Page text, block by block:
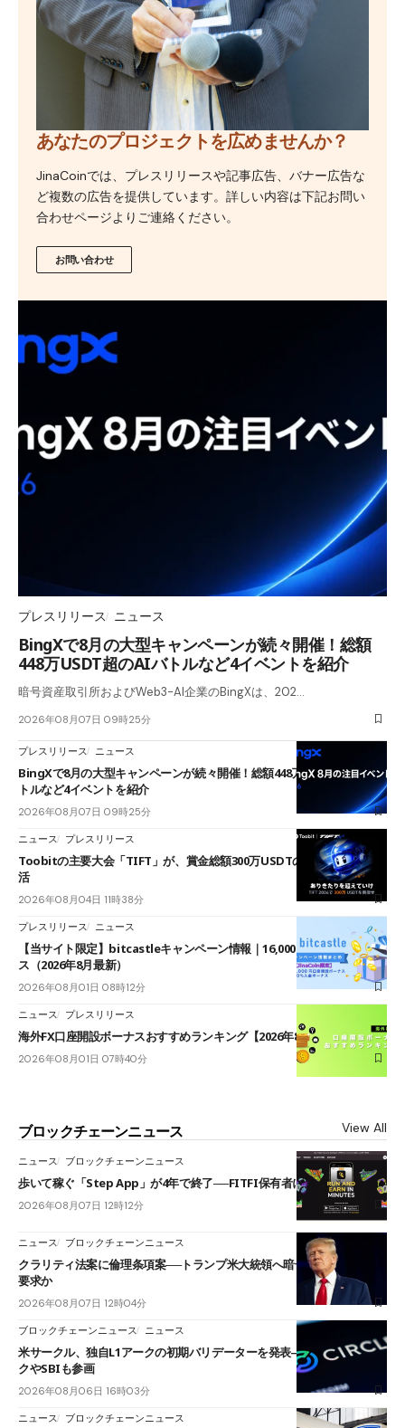
あなたのプロジェクトを広めませんか？
JinaCoinでは、プレスリリースや記事広告、バナー広告な
ど複数の広告を提供しています。詳しい内容は下記お問い
合わせページよりご連絡ください。
お問い合わせ
プレスリリース ニュース
BingXで8月の大型キャンペーンが続々開催！総額
448万USDT超のAIバトルなど4イベントを紹介
暗号資産取引所およびWeb3-AI企業のBingXは、202…
2026年08月07日 09時25分
プレスリリース ニュース
BingXで8月の大型キャンペーンが続々開催！総額448万USDT超のAIバ
トルなど4イベントを紹介
2026年08月07日 09時25分
ニュース プレスリリース
Toobitの主要大会「TIFT」が、賞金総額300万USDTのレースとして復
活
2026年08月04日 11時38分
プレスリリース ニュース
【当サイト限定】bitcastleキャンペーン情報｜16,000円口座開設ボーナ
ス（2026年8月最新）
2026年08月01日 08時12分
ニュース プレスリリース
海外FX口座開設ボーナスおすすめランキング【2026年8月最新】
2026年08月01日 07時40分
ブロックチェーンニュース View All
ニュース ブロックチェーンニュース
歩いて稼ぐ「Step App」が4年で終了──FITFI保有者に対応呼びかけ
2026年08月07日 12時12分
ニュース ブロックチェーンニュース
クラリティ法案に倫理条項案──トランプ米大統領へ暗号資産事業の売却
要求か
2026年08月07日 12時04分
ブロックチェーンニュース ニュース
米サークル、独自L1アークの初期バリデーターを発表――ブラックロッ
クやSBIも参画
2026年08月06日 16時03分
ニュース ブロックチェーンニュース